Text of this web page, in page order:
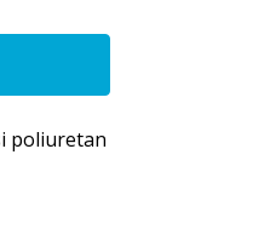
poliuretan